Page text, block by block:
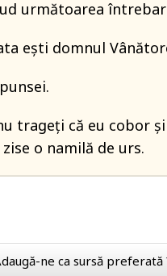
următoarea
eşti domnul
trageţi că eu cobor
zise o namilă de urs.
ne ca sursă preferată